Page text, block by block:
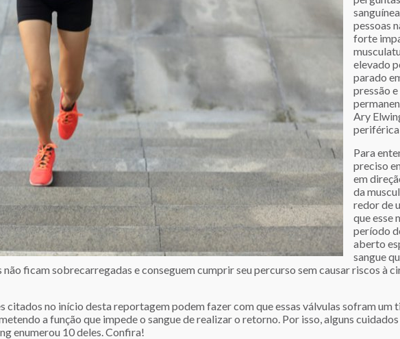
pessoas
forte
elevado
parado
pressão
Ary
periférica
Para
preciso
em
da
redor de
que esse
período
aberto
sangue
não ficam sobrecarregadas e conseguem cumprir seu percurso sem causar riscos à
citados no início desta reportagem podem fazer com que essas válvulas sofram um
a função que impede o sangue de realizar o retorno. Por isso, alguns cuidados
enumerou 10 deles. Confira!